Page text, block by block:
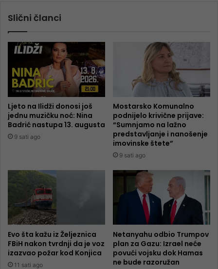
Slični članci
Ljeto na Ilidži donosi još
jednu muzičku noć: Nina
Badrić nastupa 13. augusta
9 sati ago
Mostarsko Komunalno
podnijelo krivične prijave:
“Sumnjamo na lažno
predstavljanje i nanošenje
imovinske štete”
9 sati ago
Evo šta kažu iz Željeznica
FBiH nakon tvrdnji da je voz
izazvao požar kod Konjica
11 sati ago
Netanyahu odbio Trumpov
plan za Gazu: Izrael neće
povući vojsku dok Hamas
ne bude razoružan